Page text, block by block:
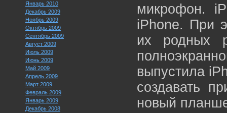
Январь 2010
Декабрь 2009
Ноябрь 2009
Октябрь 2009
Сентябрь 2009
Август 2009
Июль 2009
Июнь 2009
Май 2009
Апрель 2009
Март 2009
Февраль 2009
Январь 2009
Декабрь 2008
микрофон.
iPhone. При
их родных
выпустила
создавать
новый